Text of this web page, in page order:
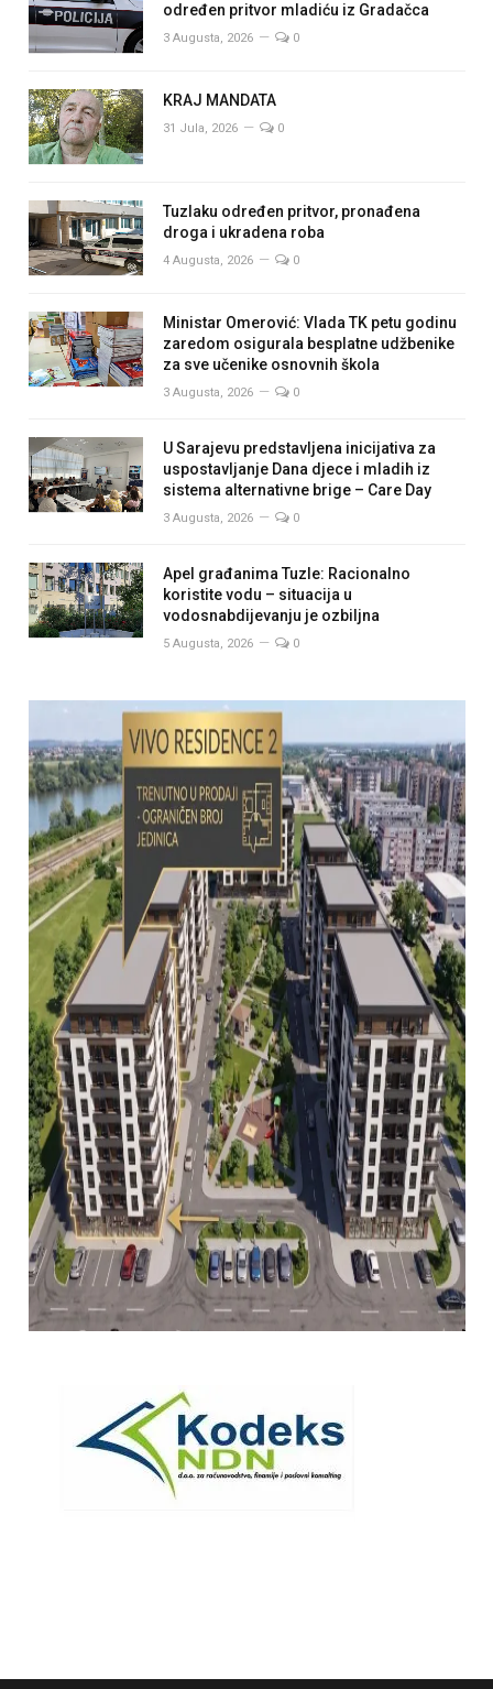
određen pritvor mladiću iz Gradačca
3 Augusta, 2026 0
KRAJ MANDATA
31 Jula, 2026 0
Tuzlaku određen pritvor, pronađena
droga i ukradena roba
4 Augusta, 2026 0
Ministar Omerović: Vlada TK petu godinu
zaredom osigurala besplatne udžbenike
za sve učenike osnovnih škola
3 Augusta, 2026 0
U Sarajevu predstavljena inicijativa za
uspostavljanje Dana djece i mladih iz
sistema alternativne brige – Care Day
3 Augusta, 2026 0
Apel građanima Tuzle: Racionalno
koristite vodu – situacija u
vodosnabdijevanju je ozbiljna
5 Augusta, 2026 0